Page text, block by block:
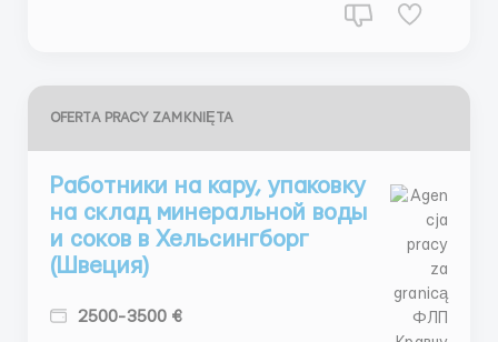
OFERTA PRACY ZAMKNIĘTA
Работники на кару, упаковку
на склад минеральной воды
и соков в Хельсингборг
(Швеция)
2500-3500 €